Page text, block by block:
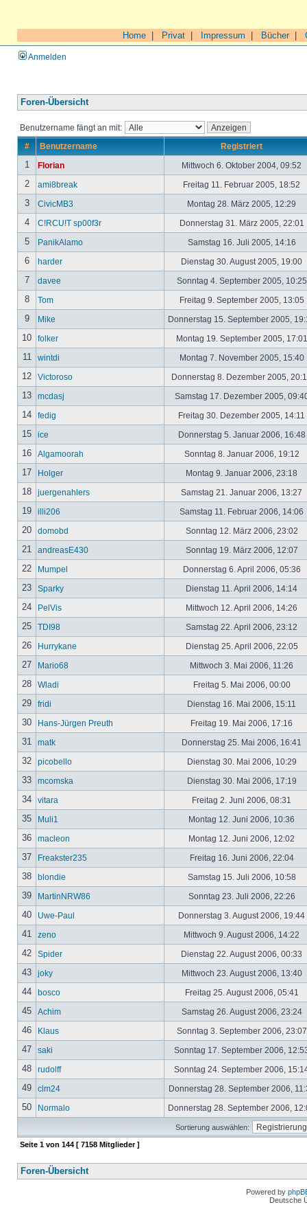
Home Privat Impressum Bücher|
Anmelden
Foren-Übersicht
Benutzername fängt an mit:
# Benutzername Registriert
1 Florian Mittwoch 6. Oktober 2004, 09:52
2 ami8break Freitag 11. Februar 2005, 18:52
3 CivicMB3 Montag 28. März 2005, 12:29
4 C!RCU!T sp00f3r Donnerstag 31. März 2005, 22:01
5 PanikAlamo Samstag 16. Juli 2005, 14:16
6 harder Dienstag 30. August 2005, 19:00
7 davee Sonntag 4. September 2005,
8 Tom Freitag 9. September 2005, 13:05
9 Mike Donnerstag 15. September 2005,
10 folker Montag 19. September 2005,
11 wintdi Montag 7. November 2005, 15:40
12 Victoroso Donnerstag 8. Dezember 2005,
13 mcdasj Samstag 17. Dezember 2005,
14 fedig Freitag 30. Dezember 2005, 14:11
15 ice Donnerstag 5. Januar 2006, 16:48
16 Algamoorah Sonntag 8. Januar 2006, 19:12
17 Holger Montag 9. Januar 2006, 23:18
18 juergenahlers Samstag 21. Januar 2006, 13:27
19 illi206 Samstag 11. Februar 2006, 14:06
20 domobd Sonntag 12. März 2006, 23:02
21 andreasE430 Sonntag 19. März 2006, 12:07
22 Mumpel Donnerstag 6. April 2006, 05:36
23 Sparky Dienstag 11. April 2006, 14:14
24 PelVis Mittwoch 12. April 2006, 14:26
25 TDI98 Samstag 22. April 2006, 23:12
26 Hurrykane Dienstag 25. April 2006, 22:05
27 Mario68 Mittwoch 3. Mai 2006, 11:26
28 Wladi Freitag 5. Mai 2006, 00:00
29 fridi Dienstag 16. Mai 2006, 15:11
30 Hans-Jürgen Preuth Freitag 19. Mai 2006, 17:16
31 matk Donnerstag 25. Mai 2006, 16:41
32 picobello Dienstag 30. Mai 2006, 10:29
33 mcomska Dienstag 30. Mai 2006, 17:19
34 vitara Freitag 2. Juni 2006, 08:31
35 Muli1 Montag 12. Juni 2006, 10:36
36 macleon Montag 12. Juni 2006, 12:02
37 Freakster235 Freitag 16. Juni 2006, 22:04
38 blondie Samstag 15. Juli 2006, 10:58
39 MartinNRW86 Sonntag 23. Juli 2006, 22:26
40 Uwe-Paul Donnerstag 3. August 2006, 19:44
41 zeno Mittwoch 9. August 2006, 14:22
42 Spider Dienstag 22. August 2006, 00:33
43 joky Mittwoch 23. August 2006, 13:40
44 bosco Freitag 25. August 2006, 05:41
45 Achim Samstag 26. August 2006, 23:24
46 Klaus Sonntag 3. September 2006,
47 saki Sonntag 17. September 2006,
48 rudolff Sonntag 24. September 2006,
49 clm24 Donnerstag 28. September 2006,
50 Normalo Donnerstag 28. September 2006,
Sortierung auswählen:
Seite 1 von 144 [ 7158 Mitglieder ]
Foren-Übersicht
Powered by
Deutsche